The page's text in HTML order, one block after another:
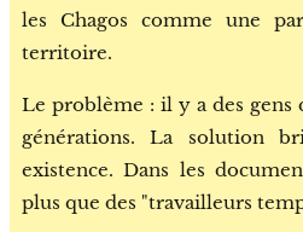
les Chagos comme une
territoire.
Le problème : il y a des gens
générations. La solution
existence. Dans les
plus que des "travailleurs